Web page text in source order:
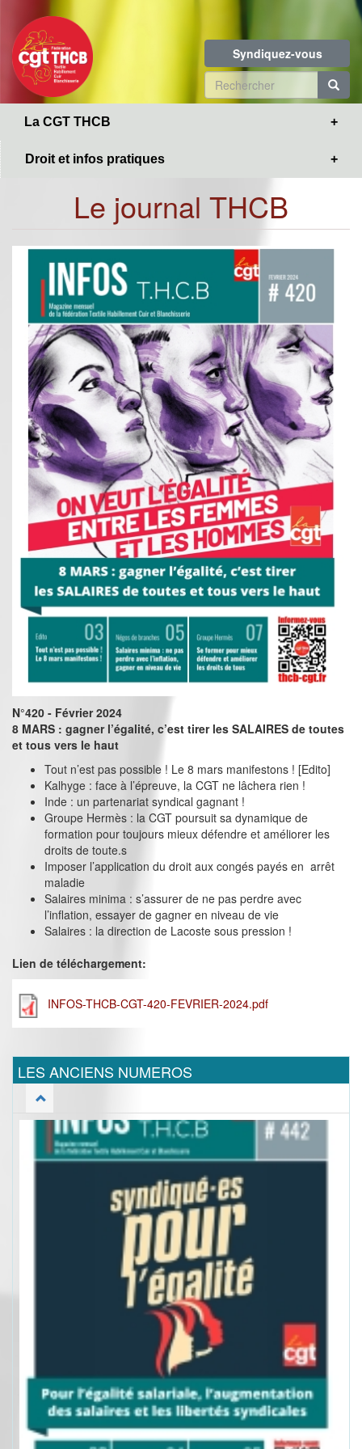
contenu
principal
Syndiquez-vous
Formulaire
de
La CGT THCB
Droit et infos pratiques
Le journal THCB
N°420 - Février 2024
8 MARS : gagner l’égalité, c’est tirer les SALAIRES de toutes
et tous vers le haut
Tout n’est pas possible ! Le 8 mars manifestons ! [Edito]
Kalhyge : face à l’épreuve, la CGT ne lâchera rien !
Inde : un partenariat syndical gagnant !
Groupe Hermès : la CGT poursuit sa dynamique de
formation pour toujours mieux défendre et améliorer les
droits de toute.s
Imposer l’application du droit aux congés payés en arrêt
maladie
Salaires minima : s’assurer de ne pas perdre avec
l’inflation, essayer de gagner en niveau de vie
Salaires : la direction de Lacoste sous pression !
Lien de téléchargement:
INFOS-THCB-CGT-420-FEVRIER-2024.pdf
LES ANCIENS NUMEROS